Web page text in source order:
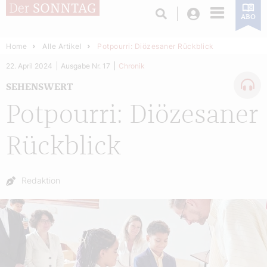
Login ABO
Home Alle Artikel Potpourri: Diözesaner Rückblick
Potpourri: Diözesaner
Rückblick
SEHENSWERT
22. April 2024 Ausgabe Nr. 17 Chronik
Autor:
Redaktion